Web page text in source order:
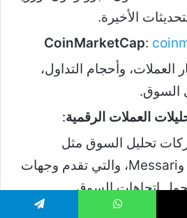
الأخيرة.
CoinMarketCap:
العملات، وأحجام التداول،
السوق.
العملات الرقمية:
تحليل السوق مثل
CoinGecko وMessari، والتي تقدم وجهات
اتجاهات السوق.